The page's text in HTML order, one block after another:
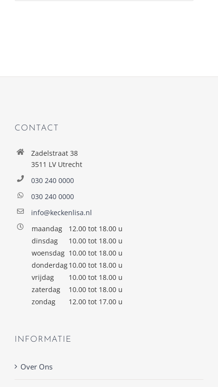
CONTACT
Zadelstraat 38
3511 LV Utrecht
030 240 0000
030 240 0000
info@keckenlisa.nl
maandag
12.00 tot 18.00 u
dinsdag
10.00 tot 18.00 u
woensdag 10.00 tot 18.00 u
donderdag10.00 tot 18.00 u
vrijdag
10.00 tot 18.00 u
zaterdag
10.00 tot 18.00 u
zondag
12.00 tot 17.00 u
INFORMATIE
Over Ons